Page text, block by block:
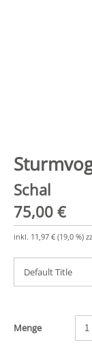
Schal
75,00 €
inkl. 11,97 €(19,0 %)
Menge